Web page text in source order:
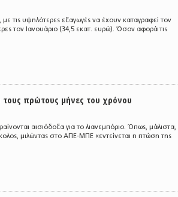
τις υψηλότερες εξαγωγές να έχουν καταγραφεί τον
τον Ιανουάριο (34,5 εκατ. ευρώ). Όσον αφορά τις
πρώτους μήνες του χρόνου
αισιόδοξα για το λιανεμπόριο. Όπως, μάλιστα,
μιλώντας στο ΑΠΕ-ΜΠΕ «εντείνεται η πτώση της